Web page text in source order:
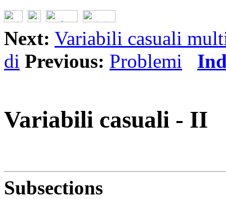
Next: Variabili casuali
di Previous: Problemi
Variabili casuali - II
Subsections